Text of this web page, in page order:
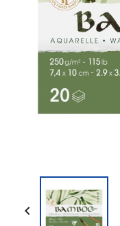
